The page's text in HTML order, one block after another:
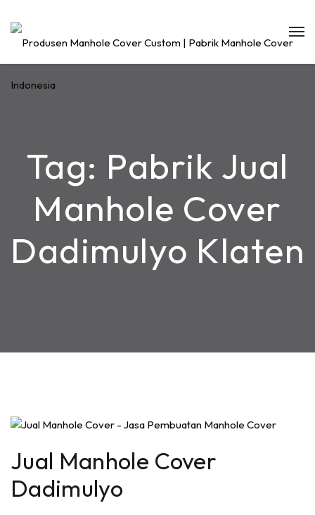
Tag: Pabrik Jual
Manhole Cover
Dadimulyo Klaten
Jual Manhole Cover
Dadimulyo